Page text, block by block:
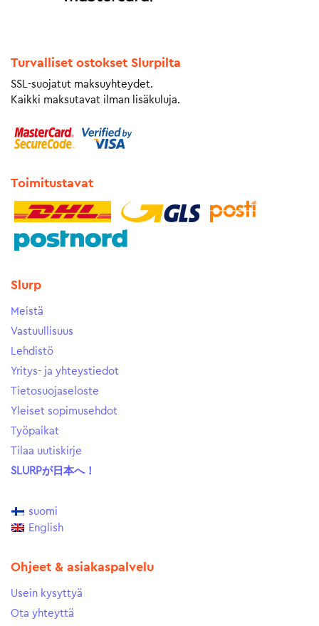
Turvalliset ostokset Slurpilta
SSL-suojatut maksuyhteydet.
Kaikki maksutavat ilman lisäkuluja.
Toimitustavat
Slurp
Meistä
Vastuullisuus
Lehdistö
Yritys- ja yhteystiedot
Tietosuojaseloste
Yleiset sopimusehdot
Työpaikat
Tilaa uutiskirje
SLURPが日本へ！
suomi
English
Ohjeet & asiakaspalvelu
Usein kysyttyä
Ota yhteyttä